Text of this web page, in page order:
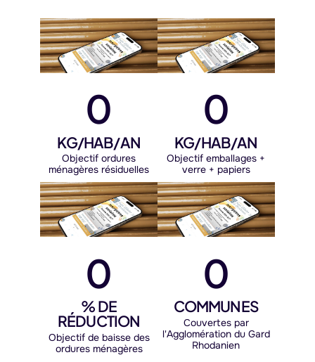
0
KG/HAB/AN
Objectif ordures
ménagères résiduelles
0
KG/HAB/AN
Objectif emballages +
verre + papiers
0
% DE
RÉDUCTION
Objectif de baisse des
ordures ménagères
0
COMMUNES
Couvertes par
l'Agglomération du Gard
Rhodanien